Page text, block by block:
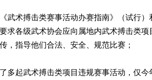
术搏击类赛事活动办赛指南》（试行）
求各级武术协会应向属地内武术搏击类
，指导他们合法、安全、规范比赛；
起武术搏击类项目违规赛事活动，仅今